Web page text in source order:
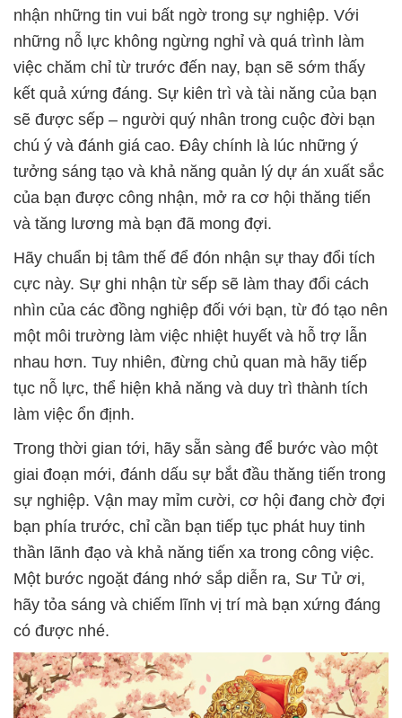
nhận những tin vui bất ngờ trong sự nghiệp. Với
những nỗ lực không ngừng nghỉ và quá trình làm
việc chăm chỉ từ trước đến nay, bạn sẽ sớm thấy
kết quả xứng đáng. Sự kiên trì và tài năng của bạn
sẽ được sếp – người quý nhân trong cuộc đời bạn
chú ý và đánh giá cao. Đây chính là lúc những ý
tưởng sáng tạo và khả năng quản lý dự án xuất sắc
của bạn được công nhận, mở ra cơ hội thăng tiến
và tăng lương mà bạn đã mong đợi.
Hãy chuẩn bị tâm thế để đón nhận sự thay đổi tích
cực này. Sự ghi nhận từ sếp sẽ làm thay đổi cách
nhìn của các đồng nghiệp đối với bạn, từ đó tạo nên
một môi trường làm việc nhiệt huyết và hỗ trợ lẫn
nhau hơn. Tuy nhiên, đừng chủ quan mà hãy tiếp
tục nỗ lực, thể hiện khả năng và duy trì thành tích
làm việc ổn định.
Trong thời gian tới, hãy sẵn sàng để bước vào một
giai đoạn mới, đánh dấu sự bắt đầu thăng tiến trong
sự nghiệp. Vận may mỉm cười, cơ hội đang chờ đợi
bạn phía trước, chỉ cần bạn tiếp tục phát huy tinh
thần lãnh đạo và khả năng tiến xa trong công việc.
Một bước ngoặt đáng nhớ sắp diễn ra, Sư Tử ơi,
hãy tỏa sáng và chiếm lĩnh vị trí mà bạn xứng đáng
có được nhé.